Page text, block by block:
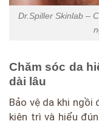
Dr.Spiller Skinlab –
Chăm sóc da
dài lâu
Bảo vệ da khi ngồi
kiên trì và hiểu